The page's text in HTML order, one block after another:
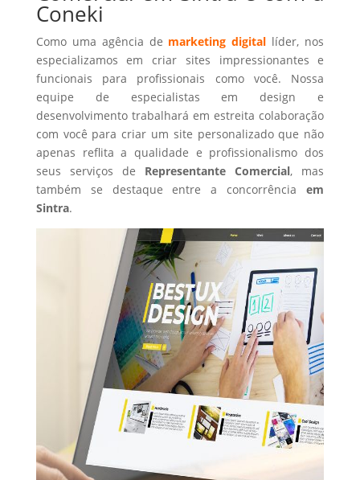
Coneki
Como uma agência de marketing digital líder, nos
especializamos em criar sites impressionantes e
funcionais para profissionais como você. Nossa
equipe de especialistas em design e
desenvolvimento trabalhará em estreita colaboração
com você para criar um site personalizado que não
apenas reflita a qualidade e profissionalismo dos
seus serviços de Representante Comercial, mas
também se destaque entre a concorrênciaem
Sintra.